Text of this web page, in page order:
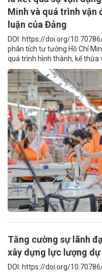
Minh và quá trình vận
luận của Đảng
DOI: https://doi.org/
phân tích tư tưởng Hồ Chí
quá trình hình thành, kế thừa
Tăng cường sự lãnh
xây dựng lực lượng
DOI: https://doi.org/